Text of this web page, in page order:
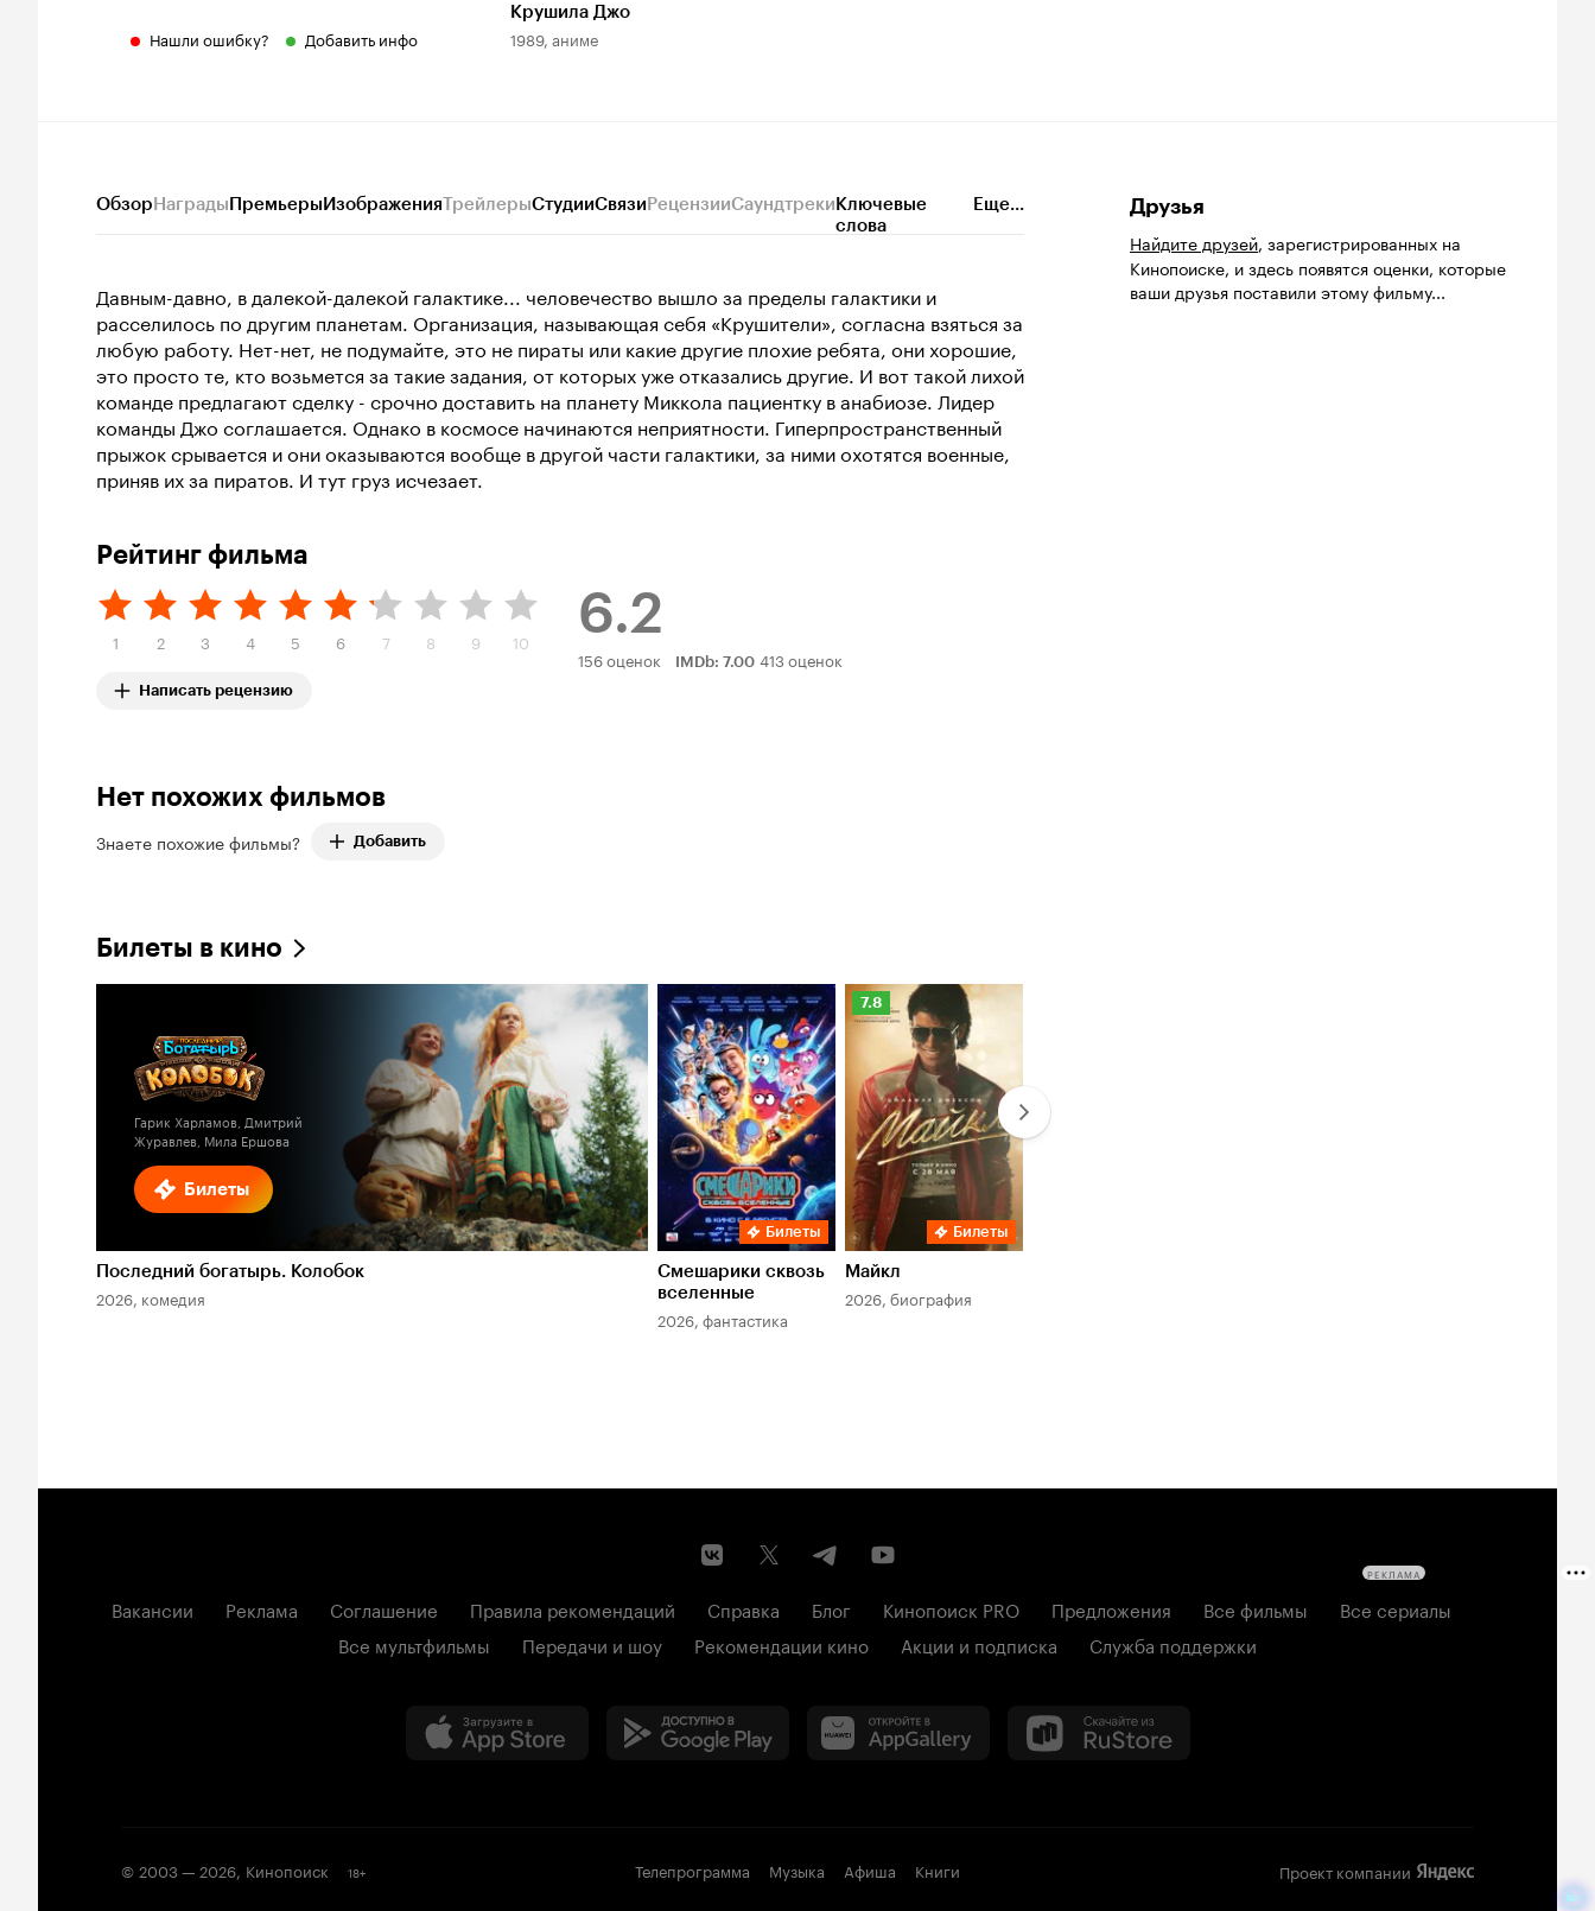
Нашли ошибку? Добавить инфо
Крушила Джо
1989, аниме
ОбзорНаградыПремьерыИзображенияТрейлерыСтудииСвязиРецензииСаундтрекиКлючевые
слова
Еще...
Давным-давно, в далекой-далекой галактике... человечество вышло за пределы галактики и
расселилось по другим планетам. Организация, называющая себя «Крушители», согласна взяться за
любую работу. Нет-нет, не подумайте, это не пираты или какие другие плохие ребята, они хорошие,
это просто те, кто возьмется за такие задания, от которых уже отказались другие. И вот такой лихой
команде предлагают сделку - срочно доставить на планету Миккола пациентку в анабиозе. Лидер
команды Джо соглашается. Однако в космосе начинаются неприятности. Гиперпространственный
прыжок срывается и они оказываются вообще в другой части галактики, за ними охотятся военные,
приняв их за пиратов. И тут груз исчезает.
Рейтинг фильма
1 2 3 4 5 6 7 8 9 10
Написать рецензию
6.2
Рейтинг
156 оценок IMDb: 7.00 413 оценок
Нет похожих фильмов
Знаете похожие фильмы? Добавить
Билеты в кино
Билеты
Гарик Харламов, Дмитрий
Журавлев, Мила Ершова
Последний богатырь. Колобок
2026, комедия
Билеты
Смешарики сквозь
вселенные
2026, фантастика
Рейтинг
Кинопоиска
7.8
Билеты
Майкл
2026, биография
Друзья
Найдите друзей, зарегистрированных на
Кинопоиске, и здесь появятся оценки, которые
ваши друзья поставили этому фильму...
Вакансии Реклама Соглашение Правила рекомендаций Справка Блог Кинопоиск PRO Предложения Все фильмы
Все сериалы
Все мультфильмы
Передачи и шоу Рекомендации кино Акции и подписка Служба поддержки
© 2003 —2026, Кинопоиск 18+ Телепрограмма Музыка Афиша Книги Проект компании
РЕКЛАМА